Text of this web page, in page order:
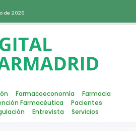
de 2026
Farmacoeconomía
Farmacia
Farmacéutica
Pacientes
Entrevista Servicios